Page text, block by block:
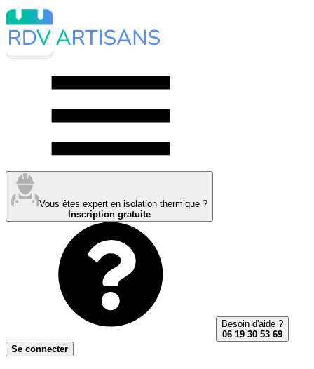
Vous êtes expert en isolation thermique ?
Inscription gratuite
Besoin d'aide ?
06 19 30 53 69
Se connecter